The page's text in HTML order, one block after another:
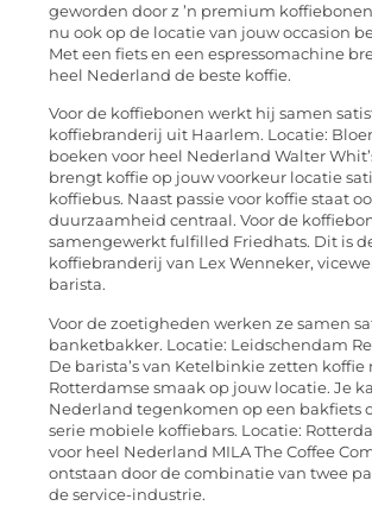
geworden door z ’n premium
nu ook op de locatie van jouw occasion
Met een fiets en een espressomachine
heel Nederland de beste koffie.
Voor de koffiebonen werkt hij samen
koffiebranderij uit Haarlem. Locatie:
boeken voor heel Nederland Walter
brengt koffie op jouw voorkeur locatie
koffiebus. Naast passie voor koffie staat
duurzaamheid centraal. Voor de
samengewerkt fulfilled Friedhats. Dit is
koffiebranderij van Lex Wenneker,
barista.
Voor de zoetigheden werken ze samen
banketbakker. Locatie: Leidschendam
De barista’s van Ketelbinkie zetten koffie
Rotterdamse smaak op jouw locatie. Je
Nederland tegenkomen op een bakfiets
serie mobiele koffiebars. Locatie:
voor heel Nederland MILA The Coffee
ontstaan door de combinatie van twee
de service-industrie.